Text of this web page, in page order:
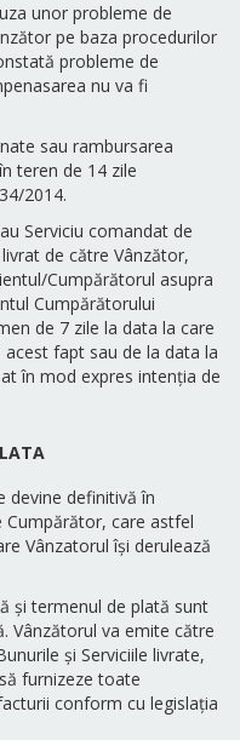
unor probleme de
pe baza procedurilor
probleme de
nu va fi
sau rambursarea
teren de 14 zile
2014.
Serviciu comandat de
de către Vânzător,
Cumpărătorul asupra
Cumpărătorului
de 7 zile la data la care
fapt sau de la data la
în mod expres intenția de
devine definitivă în
care astfel
Vânzatorul își derulează
și termenul de plată sunt
Vânzătorul va emite către
și Serviciile livrate,
furnizeze toate
conform cu legislația